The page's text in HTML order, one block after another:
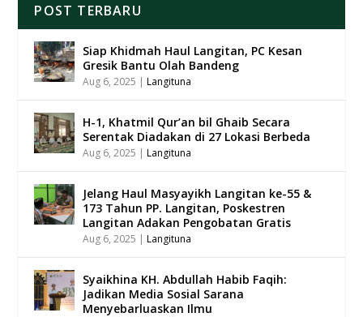
POST TERBARU
Siap Khidmah Haul Langitan, PC Kesan
Gresik Bantu Olah Bandeng
Aug 6, 2025 |Langituna
H-1, Khatmil Qur’an bil Ghaib Secara
Serentak Diadakan di 27 Lokasi Berbeda
Aug 6, 2025 |Langituna
Jelang Haul Masyayikh Langitan ke-55 &
173 Tahun PP. Langitan, Poskestren
Langitan Adakan Pengobatan Gratis
Aug 6, 2025 |Langituna
Syaikhina KH. Abdullah Habib Faqih:
Jadikan Media Sosial Sarana
Menyebarluaskan Ilmu